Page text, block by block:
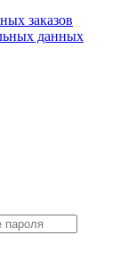
заказов
данных